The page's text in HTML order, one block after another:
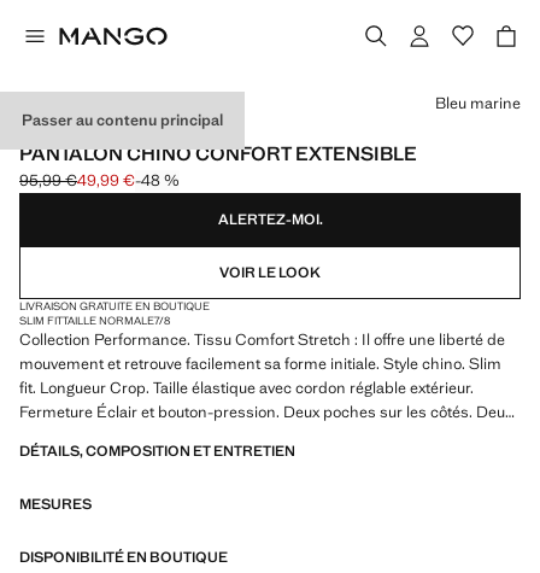
Passer au contenu principal
PERFORMANCE
PANTALON CHINO CONFORT EXTENSIBLE
Prix initial barré [95,99 € ]
95,99 €
Prix actuel [49,99 € ]
49,99 €-48 %
Choisissez une couleur
Bleu marine
ALERTEZ-MOI.
VOIR LE LOOK
LIVRAISON GRATUITE EN BOUTIQUE
SLIM FITTAILLE NORMALE7/8
Collection Performance. Tissu Comfort Stretch : Il offre une liberté de
mouvement et retrouve facilement sa forme initiale. Style chino. Slim
fit. Longueur Crop. Taille élastique avec cordon réglable extérieur.
Fermeture Éclair et bouton-pression. Deux poches sur les côtés. Deux
de fibres techniques. Cette sélection présente une vaste gamme de
rapide, faciles à repasser, thermorégulateurs, respirants ou résistants
DÉTAILS, COMPOSITION ET ENTRETIEN
MESURES
DISPONIBILITÉ EN BOUTIQUE